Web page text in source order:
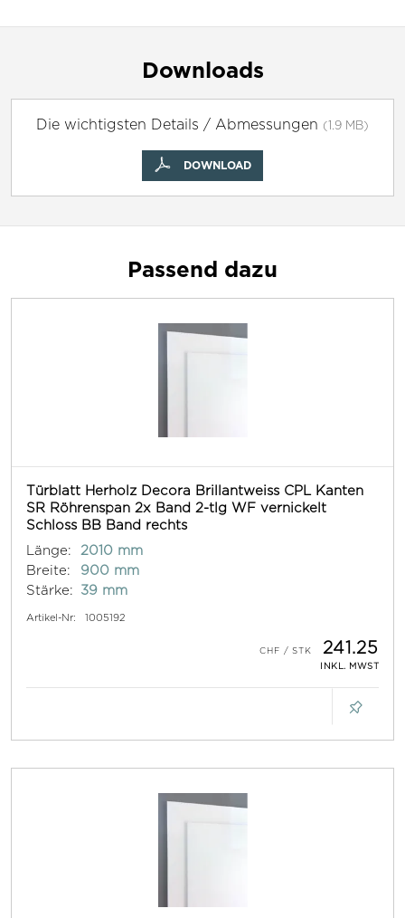
Downloads
Die wichtigsten Details / Abmessungen (1.9 MB)
DOWNLOAD
Passend dazu
Türblatt Herholz Decora Brillantweiss CPL Kanten
SR Röhrenspan 2x Band 2-tlg WF vernickelt
Schloss BB Band rechts
Länge:
2010 mm
Breite:
900 mm
Stärke:
39 mm
Artikel-Nr: 1005192
241.25
INKL. MWST